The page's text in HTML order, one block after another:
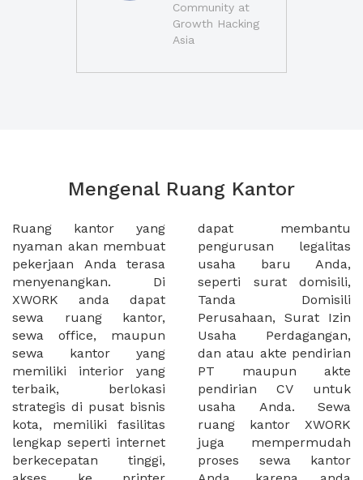
Community at
Growth Hacking
Asia
Mengenal Ruang Kantor
Ruang kantor yang
nyaman akan membuat
pekerjaan Anda terasa
menyenangkan. Di
XWORK anda dapat
sewa ruang kantor,
sewa office, maupun
sewa kantor yang
memiliki interior yang
terbaik, berlokasi
strategis di pusat bisnis
kota, memiliki fasilitas
lengkap seperti internet
berkecepatan tinggi,
dapat membantu
pengurusan legalitas
usaha baru Anda,
seperti surat domisili,
Tanda Domisili
Perusahaan, Surat Izin
Usaha Perdagangan,
dan atau akte pendirian
PT maupun akte
pendirian CV untuk
usaha Anda. Sewa
ruang kantor XWORK
juga mempermudah
proses sewa kantor